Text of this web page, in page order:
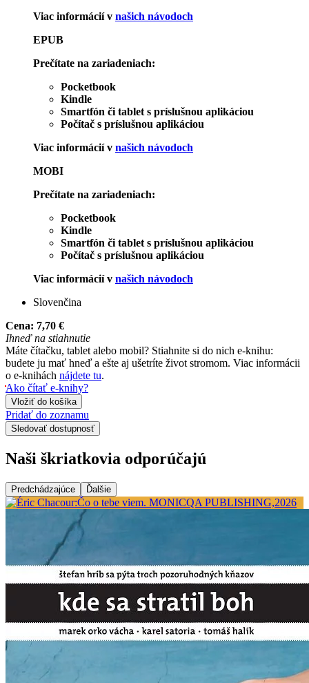
Viac informácií v našich návodoch
EPUB
Prečítate na zariadeniach:
Pocketbook
Kindle
Smartfón či tablet s príslušnou aplikáciou
Počítač s príslušnou aplikáciou
Viac informácií v našich návodoch
MOBI
Prečítate na zariadeniach:
Pocketbook
Kindle
Smartfón či tablet s príslušnou aplikáciou
Počítač s príslušnou aplikáciou
Viac informácií v našich návodoch
Slovenčina
Cena: 7,70 €
Ihneď na stiahnutie
Máte čítačku, tablet alebo mobil? Stiahnite si do nich e-knihu:
budete ju mať hneď a ešte aj ušetríte život stromom. Viac informácii
o e-knihách nájdete tu.
Ako čítať e-knihy?
Vložiť do košíka
Pridať do zoznamu
Sledovať dostupnosť
Naši škriatkovia odporúčajú
Predchádzajúce Ďalšie